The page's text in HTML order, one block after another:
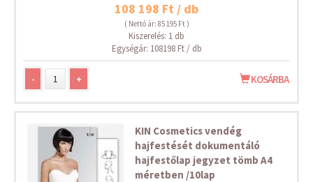
108 198 Ft / db
( Nettó ár: 85 195 Ft )
Kiszerelés: 1 db
Egységár: 108198 Ft / db
- + KOSÁRBA
KIN Cosmetics vendég
hajfestését dokumentáló
hajfestőlap jegyzet tömb A4
méretben /10lap